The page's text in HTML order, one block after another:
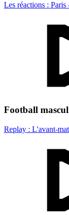
Les réactions : Paris
Football
Replay : L'avant-